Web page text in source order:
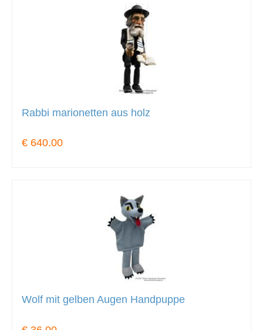
Rabbi marionetten aus holz
€ 640.00
Wolf mit gelben Augen Handpuppe